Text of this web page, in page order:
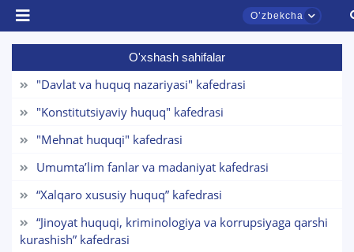
Oʼzbekcha
O'xshash sahifalar
"Davlat va huquq nazariyasi" kafedrasi
"Konstitutsiyaviy huquq" kafedrasi
"Mehnat huquqi" kafedrasi
Umumta’lim fanlar va madaniyat kafedrasi
“Xalqaro xususiy huquq” kafedrasi
“Jinoyat huquqi, kriminologiya va korrupsiyaga qarshi
kurashish” kafedrasi
TDYU qabul murojaatlari chati